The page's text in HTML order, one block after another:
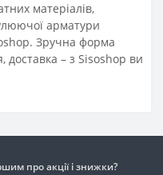
матеріалів,
арматури
Зручна форма
доставка – з Sisoshop ви
про акції і знижки?